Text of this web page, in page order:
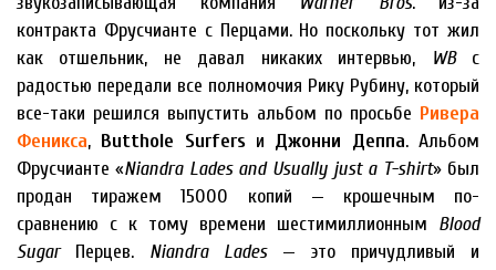
контракта Фрусчианте с Перцами. Но поскольку тот жил
как отшельник, не давал никаких интервью,
WBс
радостью передали все полномочия Рику Рубину, который
все-таки решился выпустить альбом по просьбе Ривера
Феникса, Butthole Surfersи Джонни Деппа. Альбом
Фрусчианте «Niandra Lades and Usually just a T-shirt» был
продан тиражем 15000 копий — крошечным по-
сравнению с к тому времени шестимиллионным Blood
SugаrПерцев. Niandra Lades— это причудливый и